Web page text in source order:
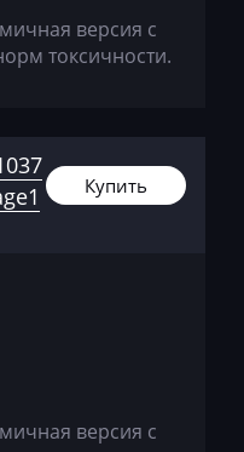
версия с
токсичности.
Купить
версия с